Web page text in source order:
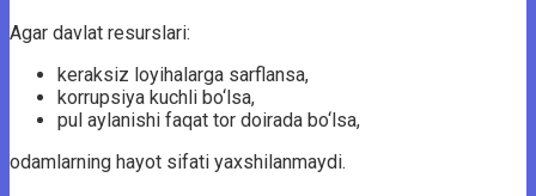
Agar davlat resurslari:
keraksiz loyihalarga sarflansa,
korrupsiya kuchli bo‘lsa,
pul aylanishi faqat tor doirada bo‘lsa,
odamlarning hayot sifati yaxshilanmaydi.